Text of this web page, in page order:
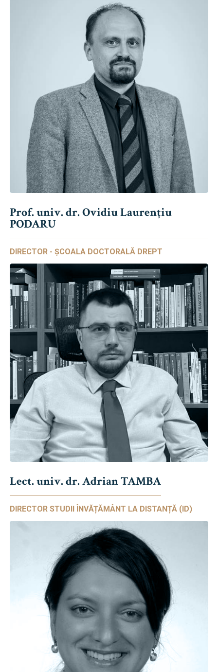
Prof. univ. dr. Ovidiu Laurențiu
PODARU
DIRECTOR - ȘCOALA DOCTORALĂ DREPT
Lect. univ. dr. Adrian TAMBA
DIRECTOR STUDII ÎNVĂȚĂMÂNT LA DISTANȚĂ (ID)